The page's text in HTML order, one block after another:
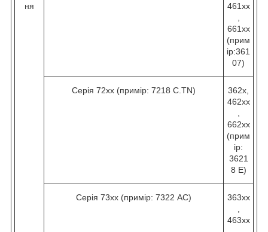
ня
461хх
661хх
(прим
ір:361
07)
Серія 72хх (примір: 7218 C.TN)
362х,
462хх
662хх
(прим
ір:
3621
8 Е)
Серія 73хх (примір: 7322 AC)
363хх
463хх